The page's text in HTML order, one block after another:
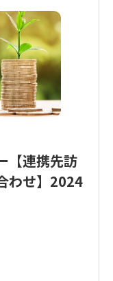
【連携先訪
わせ】2024